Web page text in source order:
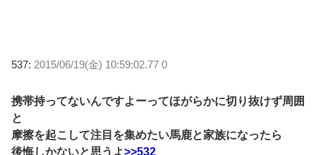
537: 2015/06/19(金) 10:59:02.77 0
携帯持ってないんですよーってほがらかに切り抜けず周囲
と
摩擦を起こして注目を集めたい馬鹿と家族になったら
後悔しかないと思うよ>>532